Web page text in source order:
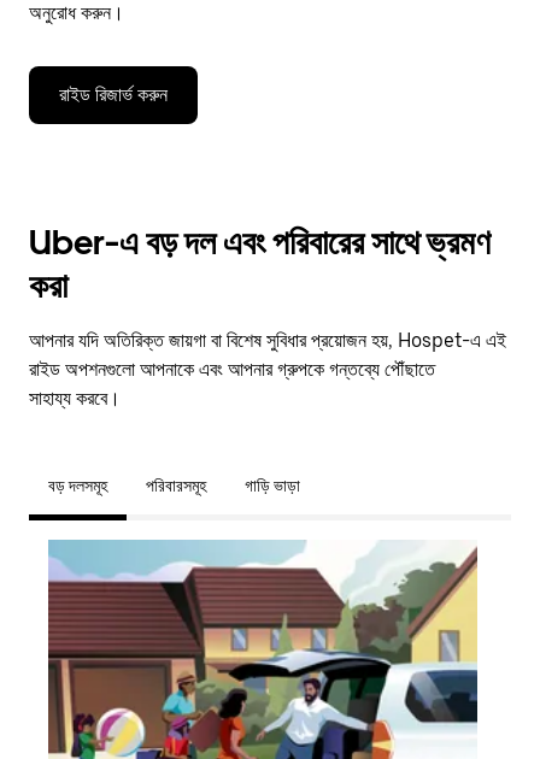
অনুরোধ করুন।
রাইড রিজার্ভ করুন
Uber-এ বড় দল এবং পরিবারের সাথে ভ্রমণ
করা
আপনার যদি অতিরিক্ত জায়গা বা বিশেষ সুবিধার প্রয়োজন হয়, Hospet-এ এই
রাইড অপশনগুলো আপনাকে এবং আপনার গ্রুপকে গন্তব্যে পৌঁছাতে
সাহায্য করবে।
বড় দলসমূহ পরিবারসমূহ গাড়ি ভাড়া